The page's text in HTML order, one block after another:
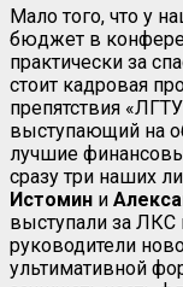
Мало того, что у
бюджет в
практически за
стоит кадровая
препятствия
выступающий на
лучшие
сразу три наших
Истомин и
выступали за ЛКС
руководители
ультимативной